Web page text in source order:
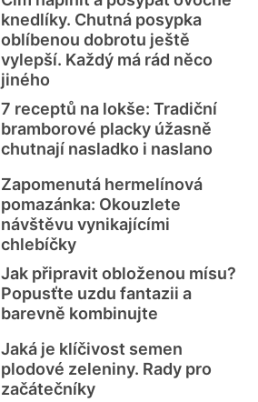
knedlíky. Chutná posypka
oblíbenou dobrotu ještě
vylepší. Každý má rád něco
jiného
7 receptů na lokše: Tradiční
bramborové placky úžasně
chutnají nasladko i naslano
Zapomenutá hermelínová
pomazánka: Okouzlete
návštěvu vynikajícími
chlebíčky
Jak připravit obloženou mísu?
Popusťte uzdu fantazii a
barevně kombinujte
Jaká je klíčivost semen
plodové zeleniny. Rady pro
začátečníky